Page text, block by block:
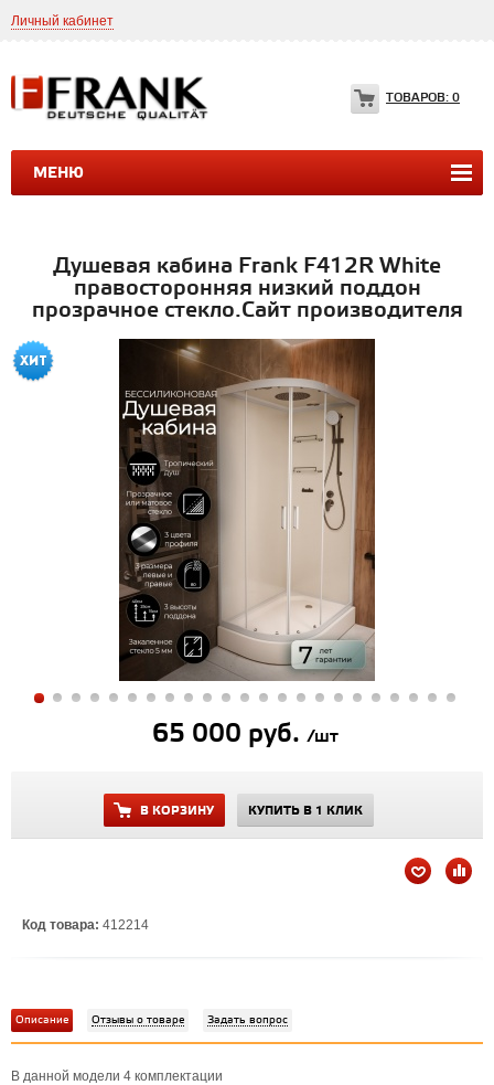
Личный кабинет
МЕНЮ
ТОВАРОВ: 0
ДУШЕВЫЕ КАБИНЫ ВАННЫ
Душевая кабина Frank F412R White
правосторонняя низкий поддон
прозрачное стекло.Сайт производителя
65 000 руб. /шт
В КОРЗИНУ КУПИТЬ В 1 КЛИК
Код товара: 412214
Описание Отзывы о товаре Задать вопрос
В данной модели 4 комплектации